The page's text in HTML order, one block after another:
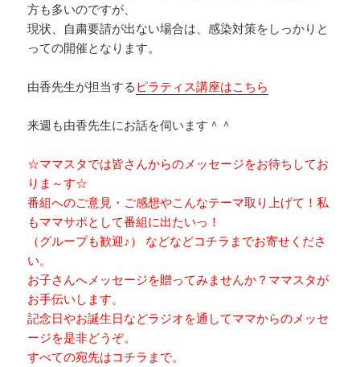
方も多いのですが、
現状、自粛要請が出ない場合は、感染対策をしっかりと
っての開催となります。
由香先生が担当する ピラティス講座はこちら
来週も由香先生にお話を伺います＾＾
☆ママスタでは皆さんからのメッセージをお待ちしてお
りま～す☆
番組へのご意見・ご感想やこんなテーマ取り上げて！私
もママサポとして番組に出たいっ！
（グループも歓迎♪） などなどコチラまでお寄せくださ
い。
お子さんへメッセージを贈ってみませんか？ママスタが
お手伝いします。
記念日やお誕生日などラジオを通してママからのメッセ
ージを是非どうぞ。
すべての宛先はコチラまで。